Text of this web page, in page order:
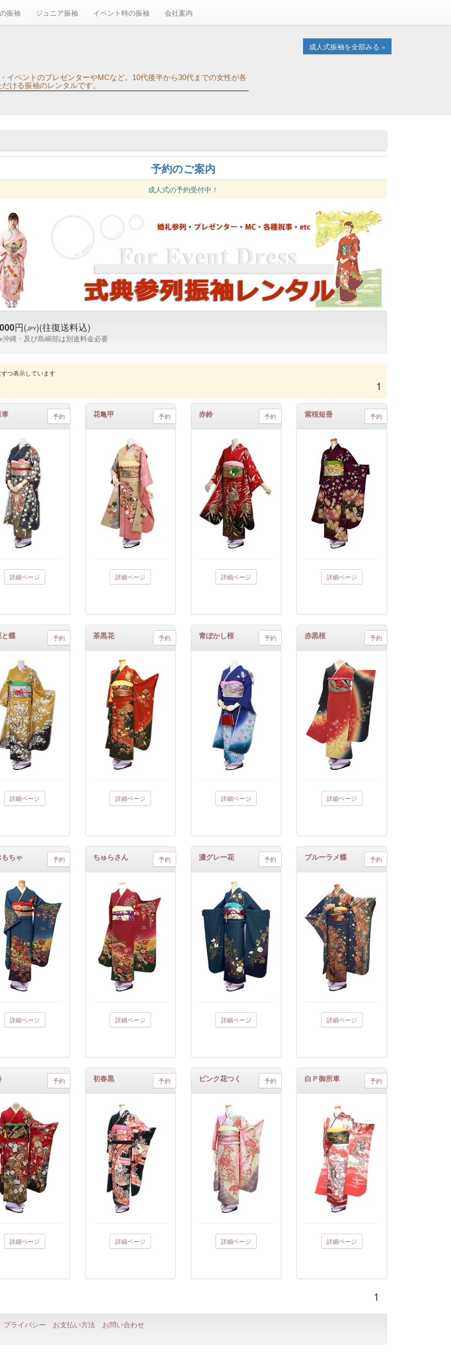
振袖 ジュニア振袖 イベント時の振袖 会社案内
イベントのプレゼンターやMCなど。10代後半から30代までの女性が各
ける振袖のレンタルです。
成人式振袖を全部みる »
予約のご案内
成人式の予約受付中！
円(JPY)(往復送料込)
沖縄・及び島嶼部は別途料金必要
つ表示しています
1
予約
詳細ページ
花亀甲 予約
詳細ページ
赤鈴 予約
詳細ページ
紫桜短冊 予約
詳細ページ
蝶 予約
詳細ページ
茶黒花 予約
詳細ページ
青ぼかし桜 予約
詳細ページ
赤黒桜 予約
詳細ページ
ちゃ 予約
詳細ページ
ちゅらさん 予約
詳細ページ
濃グレー花 予約
詳細ページ
ブルーラメ蝶 予約
詳細ページ
予約
詳細ページ
初春黒 予約
詳細ページ
ピンク花つく 予約
詳細ページ
白Ｐ御所車 予約
詳細ページ
1
プライバシー お支払い方法 お問い合わせ